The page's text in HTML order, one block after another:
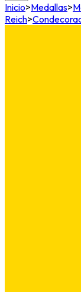
Inicio>Medallas>
Reich>